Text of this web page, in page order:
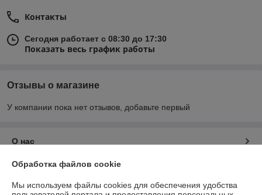
Контакты
Сегодня работает с 08:30 до 17:30
Показать весь график работы
Отзывы о магазине
У компании пока нет отзывов, добавьте первый
О нас
Контакты
Обработка файлов cookie
Мы используем файлы cookies для обеспечения удобства